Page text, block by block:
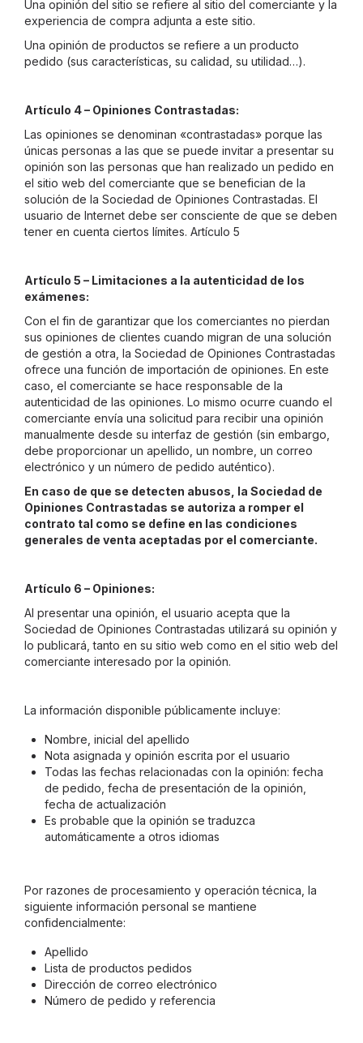
Una opinión del sitio se refiere al sitio del comerciante y la
experiencia de compra adjunta a este sitio.
Una opinión de productos se refiere a un producto
pedido (sus características, su calidad, su utilidad…).
Artículo 4 – Opiniones Contrastadas:
Las opiniones se denominan «contrastadas» porque las
únicas personas a las que se puede invitar a presentar su
opinión son las personas que han realizado un pedido en
el sitio web del comerciante que se benefician de la
solución de la Sociedad de Opiniones Contrastadas. El
usuario de Internet debe ser consciente de que se deben
tener en cuenta ciertos límites. Artículo 5
Artículo 5 – Limitaciones a la autenticidad de los
exámenes:
Con el fin de garantizar que los comerciantes no pierdan
sus opiniones de clientes cuando migran de una solución
de gestión a otra, la Sociedad de Opiniones Contrastadas
ofrece una función de importación de opiniones. En este
caso, el comerciante se hace responsable de la
autenticidad de las opiniones. Lo mismo ocurre cuando el
comerciante envía una solicitud para recibir una opinión
manualmente desde su interfaz de gestión (sin embargo,
debe proporcionar un apellido, un nombre, un correo
electrónico y un número de pedido auténtico).
En caso de que se detecten abusos, la Sociedad de
Opiniones Contrastadas se autoriza a romper el
contrato tal como se define en las condiciones
generales de venta aceptadas por el comerciante.
Artículo 6 – Opiniones:
Al presentar una opinión, el usuario acepta que la
Sociedad de Opiniones Contrastadas utilizará su opinión y
lo publicará, tanto en su sitio web como en el sitio web del
comerciante interesado por la opinión.
La información disponible públicamente incluye:
Nombre, inicial del apellido
Nota asignada y opinión escrita por el usuario
Todas las fechas relacionadas con la opinión: fecha
de pedido, fecha de presentación de la opinión,
fecha de actualización
Es probable que la opinión se traduzca
automáticamente a otros idiomas
Por razones de procesamiento y operación técnica, la
siguiente información personal se mantiene
confidencialmente:
Apellido
Lista de productos pedidos
Dirección de correo electrónico
Número de pedido y referencia